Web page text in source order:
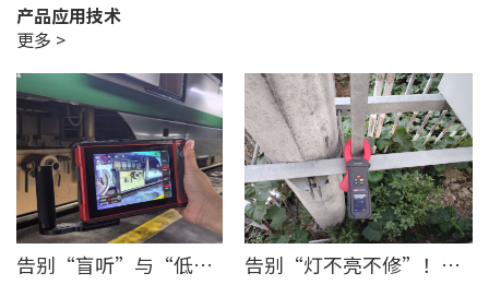
产品应用技术
更多 >
告别“盲听”与“低效” | 优利德智能检测方案助力铁路运维检修提质增效 告别“灯不亮不修”！优利德产品组合赋能城市道路照明设施运维更高效